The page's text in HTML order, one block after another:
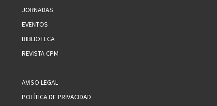
JORNADAS
EVENTOS
BIBLIOTECA
REVISTA CPM
AVISO LEGAL
POLÍTICA DE PRIVACIDAD